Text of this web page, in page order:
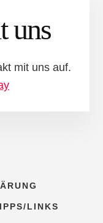
uns
mit uns auf.
LINKS